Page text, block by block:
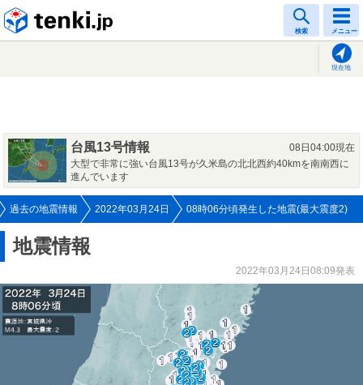
検索 メニュー
現在地
台風13号情報
08日04:00現在
大型で非常に強い台風13号が久米島の北北西約40kmを南南西に
進んでいます
過去の地震情報 2022年03月24日 08時06分頃発生した地震(最大震度2)
地震情報
2022年03月24日08:09発表